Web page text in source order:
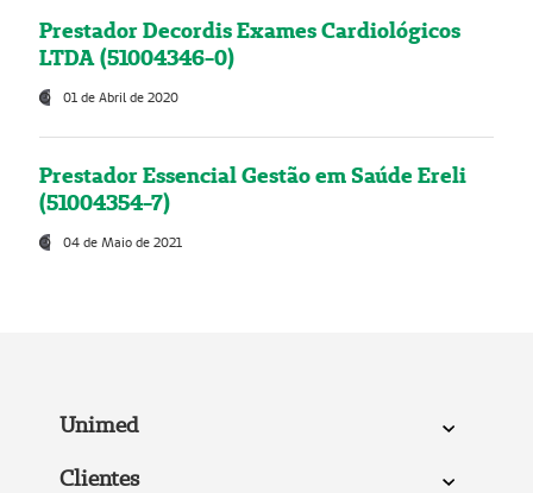
Prestador Decordis Exames Cardiológicos
LTDA (51004346-0)
01 de Abril de 2020
Prestador Essencial Gestão em Saúde Ereli
(51004354-7)
04 de Maio de 2021
Unimed
Clientes